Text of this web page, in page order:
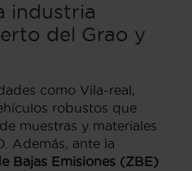
industria
del Grao y
como Vila-real,
robustos que
muestras y materiales
Además, ante la
Bajas Emisiones (ZBE)